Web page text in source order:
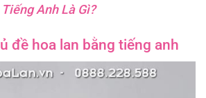
Anh Là Gì?
đề hoa lan bằng tiếng anh